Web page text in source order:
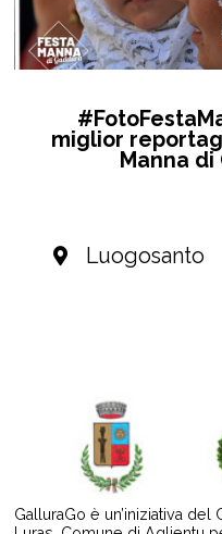
miglior
Manna di
Luogosanto
GalluraGo è un’iniziativa